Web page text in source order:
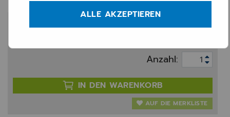
651,00 €
Anzahl:
IN DEN WARENKORB
AUF DIE MERKLISTE
ALLE AKZEPTIEREN